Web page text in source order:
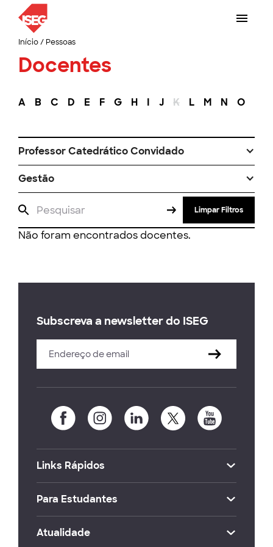
Início/ Pessoas
Docentes
A B C D E F G H I J K L M N O
Professor Catedrático Convidado
Gestão
Limpar Filtros
Não foram encontrados docentes.
Subscreva a newsletter do ISEG
Links Rápidos
Para Estudantes
Atualidade